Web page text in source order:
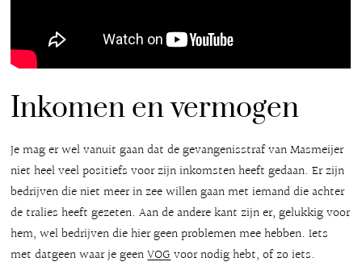
Inkomen en vermogen
Je mag er wel vanuit gaan dat de gevangenisstraf van Masmeijer
niet heel veel positiefs voor zijn inkomsten heeft gedaan. Er zijn
bedrijven die niet meer in zee willen gaan met iemand die achter
de tralies heeft gezeten. Aan de andere kant zijn er, gelukkig voor
hem, wel bedrijven die hier geen problemen mee hebben. Iets
met datgeen waar je geenVOGvoor nodig hebt, of zo iets.